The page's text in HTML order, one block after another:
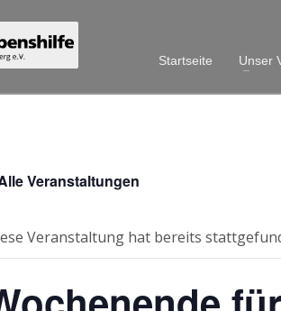
Startseite Unser
Veranstaltungen
Veranstaltung hat bereits